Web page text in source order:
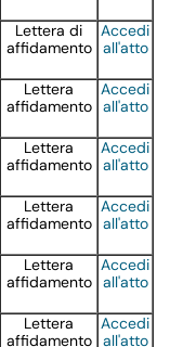
Lettera di
affidamento
Accedi
all'atto
Lettera
affidamento
Accedi
all'atto
Lettera
affidamento
Accedi
all'atto
Lettera
affidamento
Accedi
all'atto
Lettera
affidamento
Accedi
all'atto
Lettera
affidamento
Accedi
all'atto